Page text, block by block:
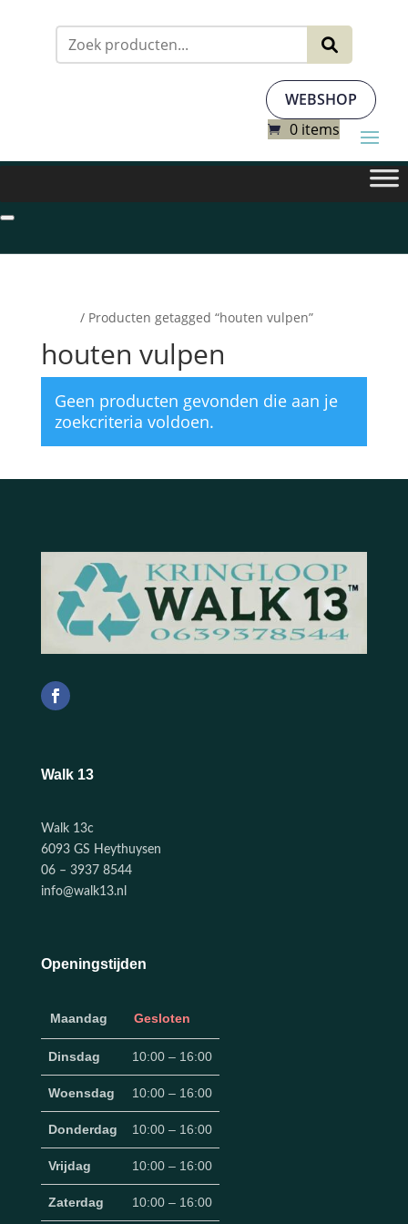
WEBSHOP
0 items
/ Producten getagged “houten vulpen”
houten vulpen
Geen producten gevonden die aan je
zoekcriteria voldoen.
Walk 13
Walk 13c
6093 GS Heythuysen
06 – 3937 8544
info@walk13.nl
Openingstijden
Maandag Gesloten
Dinsdag 10:00 – 16:00
Woensdag 10:00 – 16:00
Donderdag 10:00 – 16:00
Vrijdag 10:00 – 16:00
Zaterdag 10:00 – 16:00